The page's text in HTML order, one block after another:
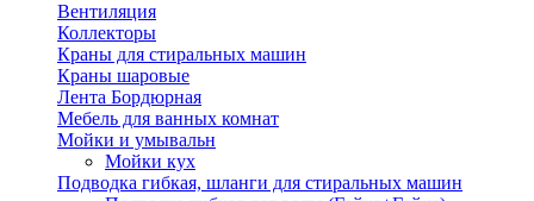
Вентиляция
Коллекторы
Краны для стиральных машин
Краны шаровые
Лента Бордюрная
Мебель для ванных комнат
Мойки и умывальн
Мойки кух
Подводка гибкая, шланги для стиральных машин